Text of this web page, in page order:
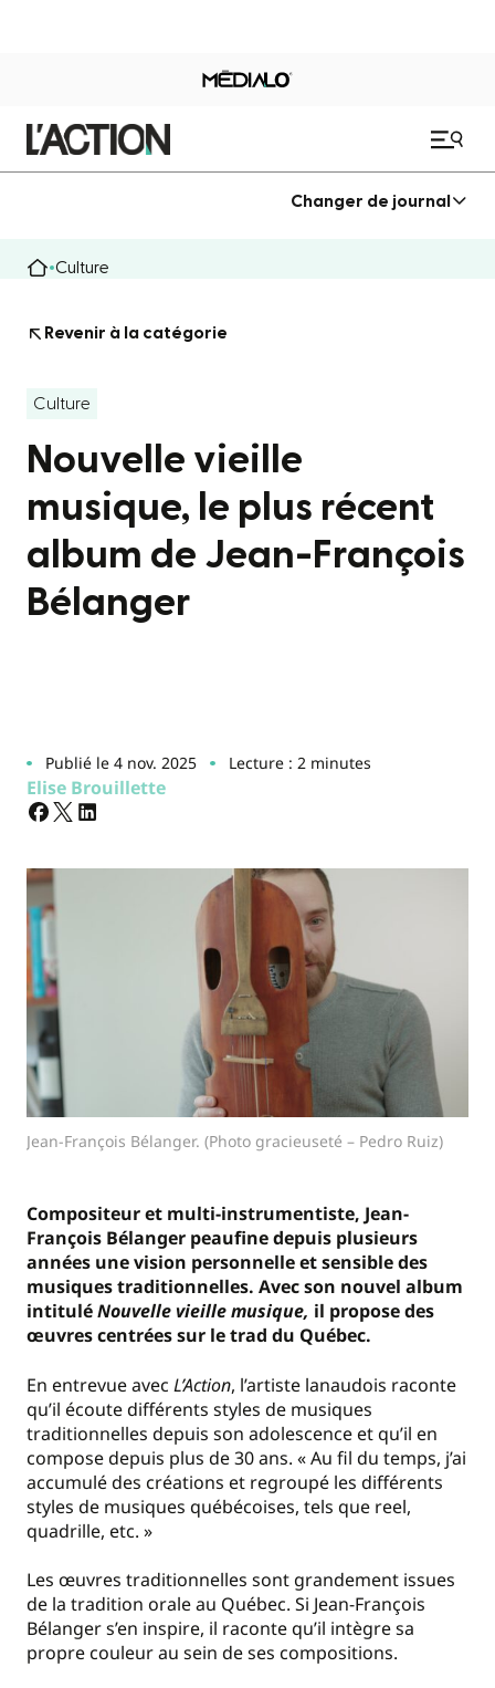
Changer de journal
Culture
Revenir à la catégorie
Culture
Nouvelle vieille
musique, le plus récent
album de Jean-François
Bélanger
Publié le 4 nov. 2025 Lecture : 2 minutes
Elise Brouillette
Jean-François Bélanger. (Photo gracieuseté – Pedro Ruiz)
Compositeur et multi-instrumentiste, Jean-
François Bélanger peaufine depuis plusieurs
années une vision personnelle et sensible des
musiques traditionnelles. Avec son nouvel album
intituléNouvelle vieille musique, il propose des
œuvres centrées sur le trad du Québec.
En entrevue avec L’Action, l’artiste lanaudois raconte
qu’il écoute différents styles de musiques
traditionnelles depuis son adolescence et qu’il en
compose depuis plus de 30 ans. « Au fil du temps, j’ai
accumulé des créations et regroupé les différents
styles de musiques québécoises, tels que reel,
quadrille, etc. »
Les œuvres traditionnelles sont grandement issues
de la tradition orale au Québec. Si Jean-François
Bélanger s’en inspire, il raconte qu’il intègre sa
propre couleur au sein de ses compositions.